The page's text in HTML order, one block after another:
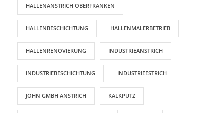
HALLENANSTRICH OBERFRANKEN
HALLENBESCHICHTUNG HALLENMALERBETRIEB
HALLENRENOVIERUNG INDUSTRIEANSTRICH
INDUSTRIEBESCHICHTUNG INDUSTRIEESTRICH
JOHN GMBH ANSTRICH KALKPUTZ